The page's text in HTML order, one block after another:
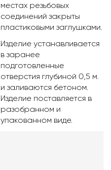
местах резьбовых
соединений закрыты
пластиковыми заглушками.
Изделие устанавливается
в заранее
подготовленные
отверстия глубиной 0,5 м.
и заливаются бетоном.
Изделие поставляется в
разобранном и
упакованном виде.